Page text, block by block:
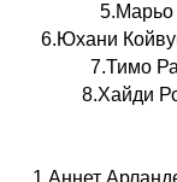
5.Марьо
6.Юхани
7.Тимо
8.Хайди
1.Аннет